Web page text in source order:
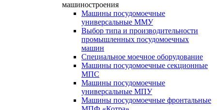
машиностроения
Машины посудомоечные
универсальные ММУ
Выбор типа и производительности
промышленных посудомоечных
машин
Специальное моечное оборудование
Машины посудомоечные секционные
МПС
Машины посудомоечные
универсальные МПУ
Машины посудомоечные фронтальные